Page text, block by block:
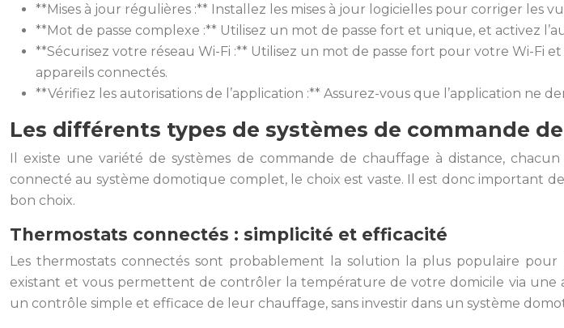
**Mises à jour régulières :** Installez les mises à jour logicielles pour corriger les
**Mot de passe complexe :** Utilisez un mot de passe fort et unique, et activez
**Sécurisez votre réseau Wi-Fi :** Utilisez un mot de passe fort pour votre Wi-Fi
appareils connectés.
**Vérifiez les autorisations de l’application :** Assurez-vous que l’application ne
Les différents types de systèmes de commande
Il existe une variété de systèmes de commande de chauffage à distance,
connecté au système domotique complet, le choix est vaste. Il est donc important
bon choix.
Thermostats connectés : simplicité et efficacité
Les thermostats connectés sont probablement la solution la plus populaire
existant et vous permettent de contrôler la température de votre domicile via
un contrôle simple et efficace de leur chauffage, sans investir dans un système